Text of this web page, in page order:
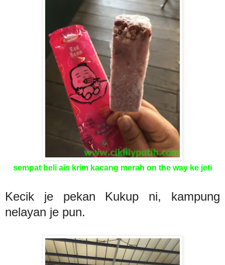
sempat beli ais krim kacang merah on the way ke jeti
Kecik je pekan Kukup ni, kampung
nelayan je pun.